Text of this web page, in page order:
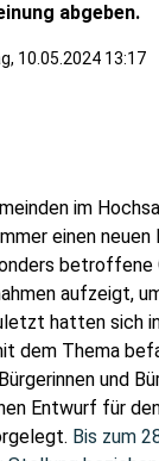
abgeben.
10.05.2024 13:17
im
einen
betroffene
aufzeigt,
hatten sich
dem Thema
und
Entwurf für
Bis zum